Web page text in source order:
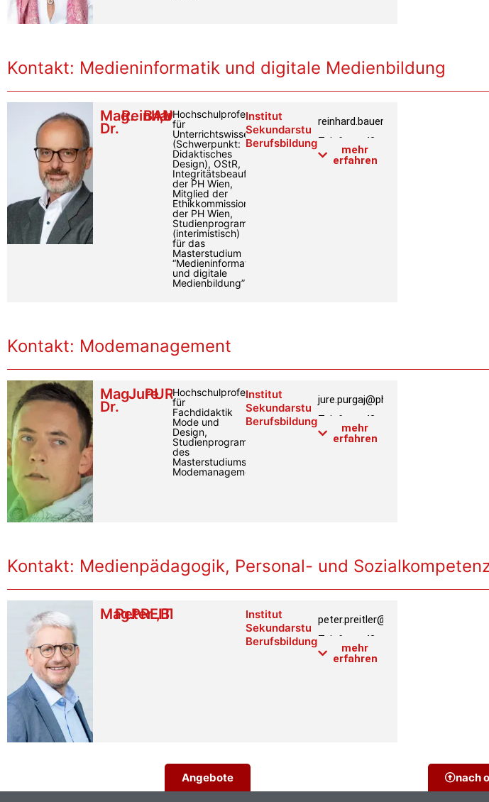
Kontakt: Medieninformatik und digitale Medienbildung
Mag.
Dr.
Reinhard
BAUER
,MA
Hochschulprofessor
für
Unterrichtswissenschaften
(Schwerpunkt:
Didaktisches
Design), OStR,
Integritätsbeauftragter
der PH Wien,
Mitglied der
Ethikkommission
der PH Wien,
Studienprogrammleiter
(interimistisch)
für das
Masterstudium
“Medieninformatik
und digitale
Medienbildung”
Institut
Sekundarstufe
Berufsbildung
reinhard.bauer@phwien.ac.at
Telefon:
+43
1 601 18-
mehr
erfahren
Kontakt: Modemanagement
Mag.
Dr.
JurePURGAJHochschulprofessor
für
Fachdidaktik
Mode und
Design,
Studienprogrammleiter
des
Masterstudiums
Modemanagement
Institut
Sekundarstufe
Berufsbildung
jure.purgaj@phwien.ac.at
Telefon:
+43
1 601 18-
mehr
erfahren
Kontakt: Medienpädagogik, Personal- und
Mag.
Peter
PREITLER
,BEd
Institut
Sekundarstufe
Berufsbildung
peter.preitler@phwien.ac.at
Telefon:
+43
1 601 18-
mehr
erfahren
Angebote nach